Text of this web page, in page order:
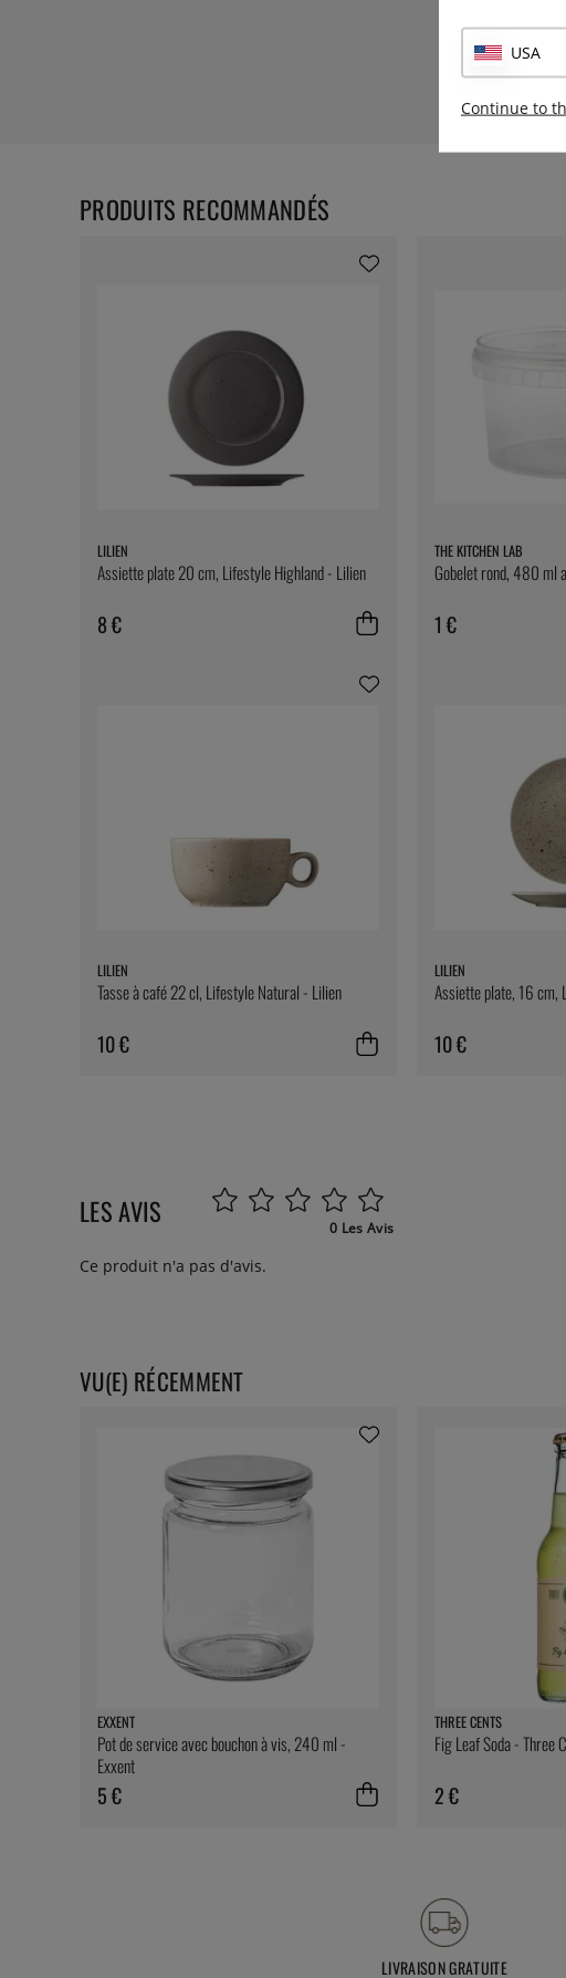
LILIEN
Assiette plate 20 cm, Lifestyle Highland - Lilien
8 €
THE KITCHEN LAB
Gobelet rond, 480 ml
1 €
LILIEN
Tasse à café 22 cl, Lifestyle Natural - Lilien
10 €
LILIEN
Assiette plate, 16 cm,
10 €
PRODUITS RECOMMANDÉS
LES AVIS 0 Les Avis
Ce produit n'a pas d'avis.
VU(E) RÉCEMMENT
EXXENT
Pot de service avec bouchon à vis, 240 ml -
Exxent
5 €
THREE CENTS
Fig Leaf Soda - Three
2 €
LIVRAISON GRATUITE
USA
Continue to